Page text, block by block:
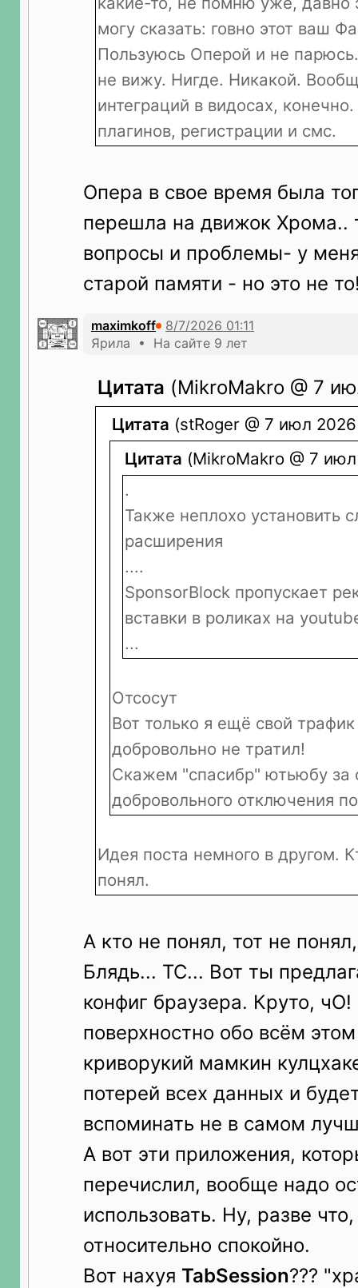
могу сказать: говно этот ваш
Пользуюсь Оперой и не
не вижу. Нигде. Никакой.
интеграций в видосах,
плагинов, регистрации и смс.
Опера в свое время была
перешла на движок Хрома..
вопросы и проблемы- у
старой памяти - но это не
maximkoff
Ярила • На сайте 9 лет
Цитата (MikroMakro @ 7
Цитата (stRoger @ 7 июл
Цитата (MikroMakro @ 7
.
Также неплохо установить
расширения
....
SponsorBlock пропускает
вставки в роликах на
...
Отсосут
Вот только я ещё свой
добровольно не тратил!
Скажем "спасибр" ютьюбу за
добровольного отключения
Идея поста немного в другом.
понял.
А кто не понял, тот не
Блядь... ТС... Вот ты
конфиг браузера. Круто,
поверхностно обо всём
криворукий мамкин
потерей всех данных и
вспоминать не в самом
А вот эти приложения,
перечислил, вообще надо
использовать. Ну, разве
относительно спокойно.
Вот нахуя TabSession???